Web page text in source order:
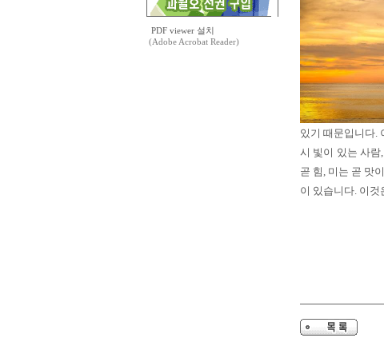
PDF viewer 설치
(Adobe Acrobat Reader)
있기 때문입니다.
시 빛이 있는 사람
곧 힘, 미는 곧 맛
이 있습니다. 이것